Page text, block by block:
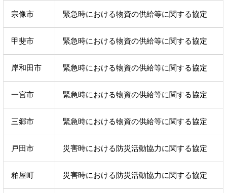
宗像市 緊急時における物資の供給等に関する協定
甲斐市 緊急時における物資の供給等に関する協定
岸和田市 緊急時における物資の供給等に関する協定
一宮市 緊急時における物資の供給等に関する協定
三郷市 緊急時における物資の供給等に関する協定
戸田市 災害時における防災活動協力に関する協定
粕屋町 災害時における防災活動協力に関する協定